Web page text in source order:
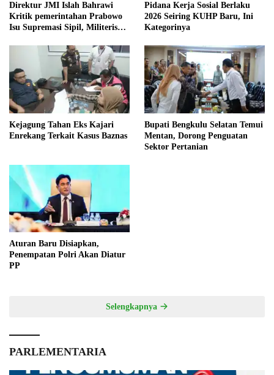
Direktur JMI Islah Bahrawi
Kritik pemerintahan Prabowo
Isu Supremasi Sipil, Militerisasi,
Pidana Kerja Sosial Berlaku
2026 Seiring KUHP Baru, Ini
Kategorinya
Kejagung Tahan Eks Kajari
Enrekang Terkait Kasus Baznas
Bupati Bengkulu Selatan Temui
Mentan, Dorong Penguatan
Sektor Pertanian
Aturan Baru Disiapkan,
Penempatan Polri Akan Diatur
PP
Selengkapnya
PARLEMENTARIA